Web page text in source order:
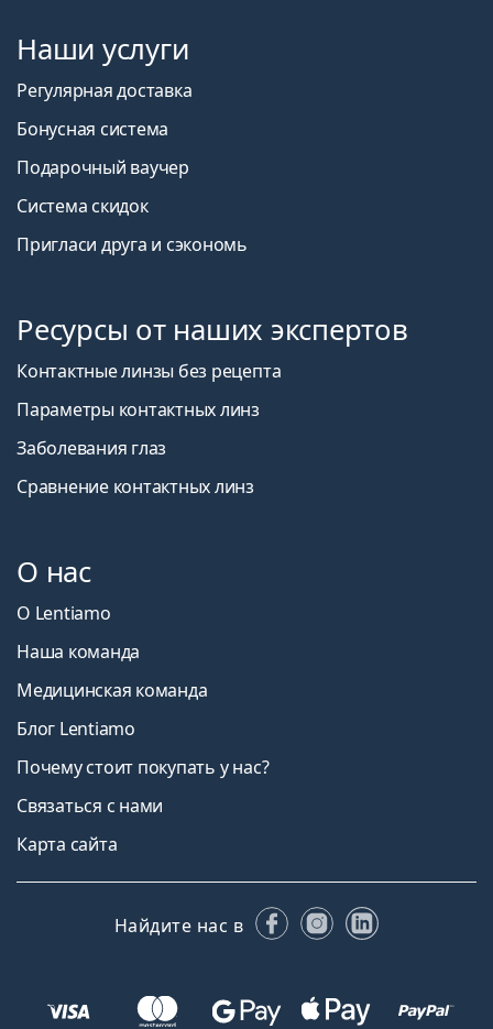
Наши услуги
Регулярная доставка
Бонусная система
Подарочный ваучер
Система скидок
Пригласи друга и сэкономь
Ресурсы от наших экспертов
Контактные линзы без рецепта
Параметры контактных линз
Заболевания глаз
Сравнение контактных линз
О нас
О Lentiamo
Наша команда
Медицинская команда
Блог Lentiamo
Почему стоит покупать у нас?
Связаться с нами
Карта сайта
Найдите нас в FacebookInstagram
LinkedIn